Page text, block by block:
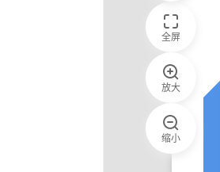
全屏
放大
缩小